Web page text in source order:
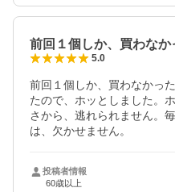
前回１個しか、買わな
5.0
前回１個しか、買わなかっ
たので、ホッとしました。
さから、逃れられません。
は、欠かせません。
投稿者情報
60歳以上